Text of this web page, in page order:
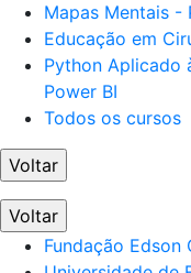
Mapas Mentais -
Educação em
Python Aplicado
Power BI
Todos os cursos
Voltar
Voltar
Fundação Edson